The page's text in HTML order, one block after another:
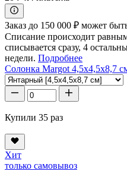
Заказ до 150 000 ₽ может
Списание происходит
списывается сразу, 4
недели. Подробнее
Солонка Margot 4,5x4,5x8,7
Купили 35 раз
Хит
только самовывоз